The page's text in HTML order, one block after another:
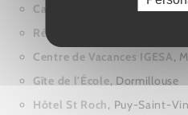
Camping La Viste
, Rousset
Résidence Art et Vie
Centre de Vacances IGESA,
Gîte de l'École, Dormillouse
Hôtel St Roch, Puy-Saint-